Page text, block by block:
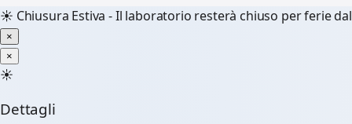
☀️ Chiusura Estiva - Il laboratorio resterà chiuso per ferie
×
×
☀️
Dettagli